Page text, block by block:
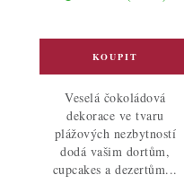
Veselá čokoládová
dekorace ve tvaru
plážových nezbytností
dodá vašim dortům,
cupcakes a dezertům...